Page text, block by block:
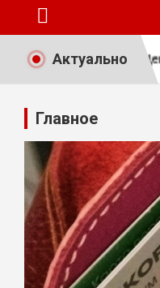
Актуально
Цена просрочки в
Главное